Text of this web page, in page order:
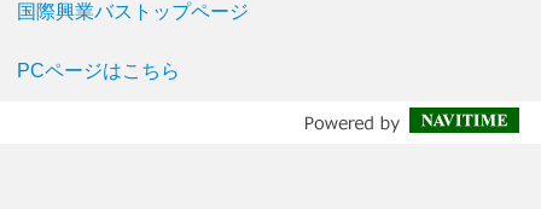
国際興業バストップページ
PCページはこちら